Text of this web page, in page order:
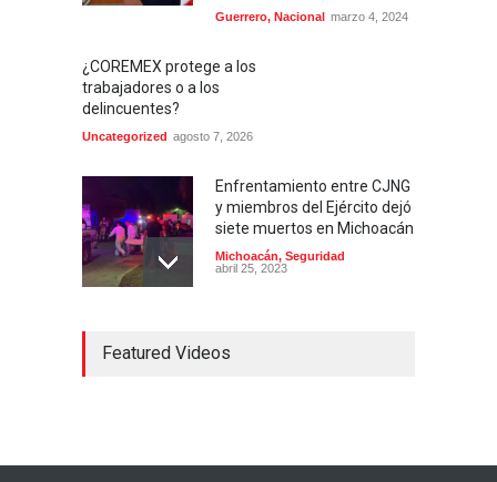
Guerrero, Nacional marzo 4, 2024
¿COREMEX protege a los
trabajadores o a los
delincuentes?
Uncategorized agosto 7, 2026
Enfrentamiento entre CJNG
y miembros del Ejército dejó
siete muertos en Michoacán
Michoacán, Seguridad
abril 25, 2023
contra mujeres
Featured Videos